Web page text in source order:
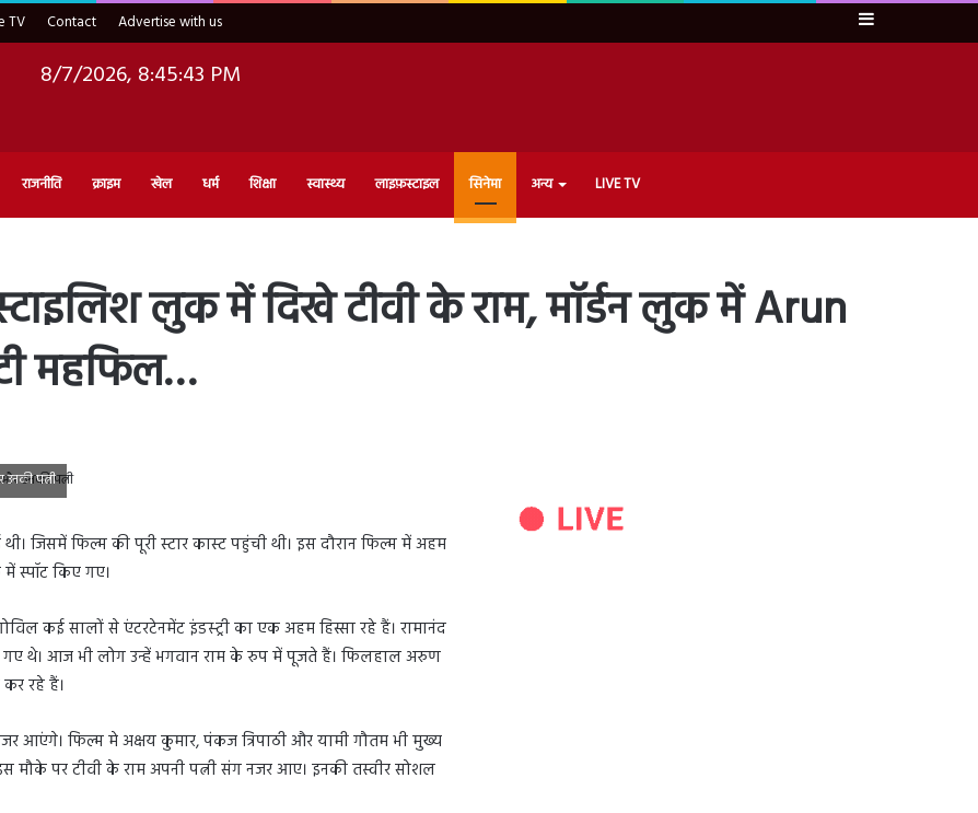
TV Contact Advertise with us Sidebar
8/7/2026, 8:45:45 PM
राजनीति क्राइम खेल धर्म शिक्षा स्वास्थ्य लाइफ़स्टाइल सिनेमा अन्य LIVE TV
स्टाइलिश लुक में दिखे टीवी के राम, मॉर्डन लुक में Arun
महफिल…
पत्नी
जिसमें फिल्म की पूरी स्टार कास्ट पहुंची थी। इस दौरान फिल्म में अहम
स्पॉट किए गए।
कई सालों से एंटरटेनमेंट इंडस्ट्री का एक अहम हिस्सा रहे हैं। रामानंद
गए थे। आज भी लोग उन्हें भगवान राम के रुप में पूजते हैं। फिलहाल अरुण
रहे हैं।
आएंगे। फिल्म मे अक्षय कुमार, पंकज त्रिपाठी और यामी गौतम भी मुख्य
मौके पर टीवी के राम अपनी पत्नी संग नजर आए। इनकी तस्वीर सोशल